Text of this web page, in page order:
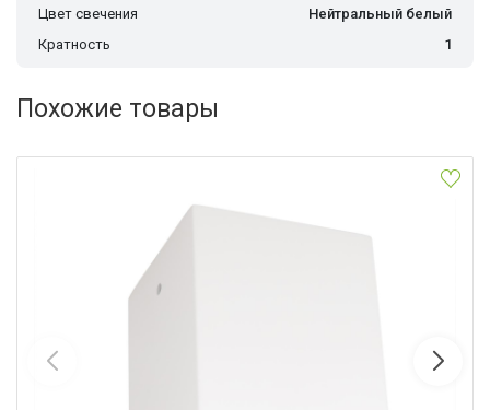
Цвет свечения
Нейтральный белый
Кратность
1
Похожие товары